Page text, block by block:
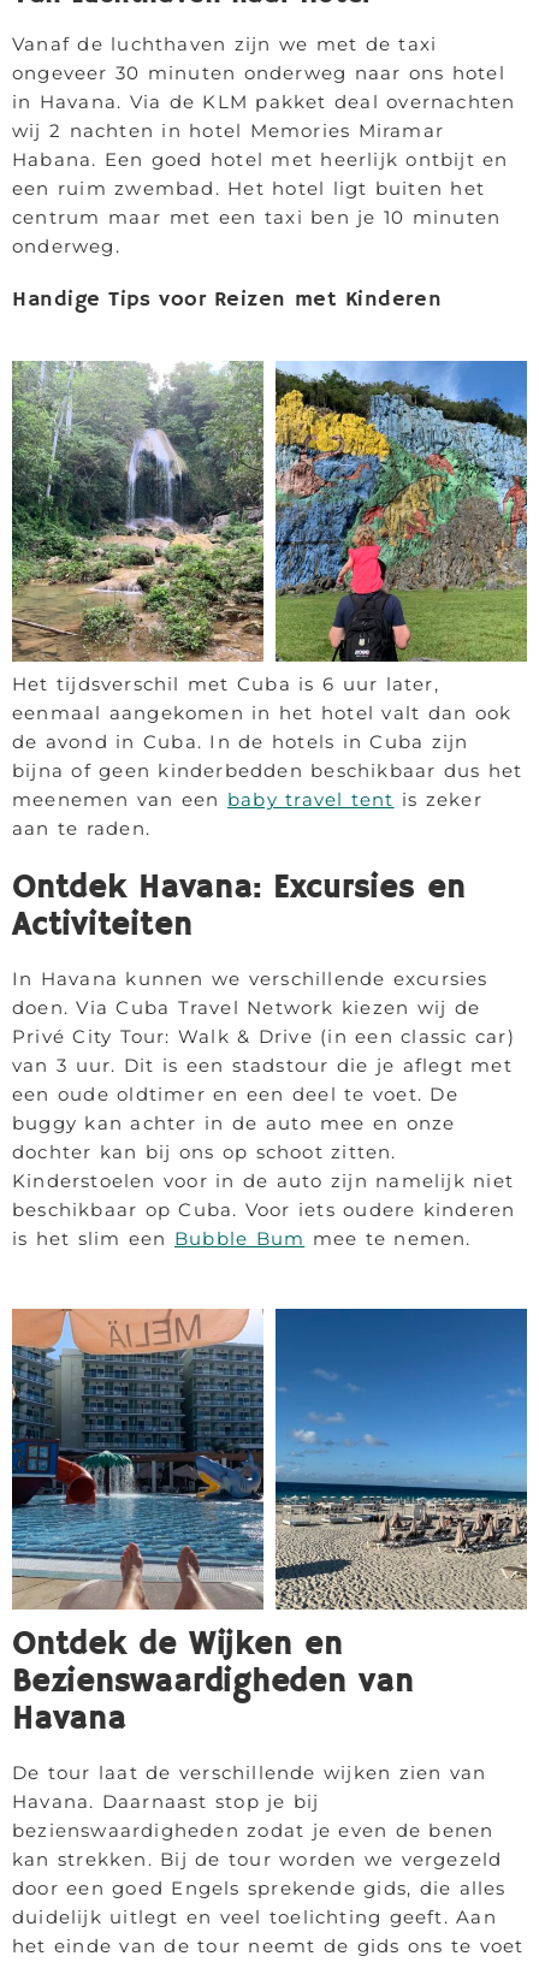
Vanaf de luchthaven zijn we met de taxi
ongeveer 30 minuten onderweg naar ons hotel
in Havana. Via de KLM pakket deal overnachten
wij 2 nachten in hotel Memories Miramar
Habana. Een goed hotel met heerlijk ontbijt en
een ruim zwembad. Het hotel ligt buiten het
centrum maar met een taxi ben je 10 minuten
onderweg.
Handige Tips voor Reizen met Kinderen
Het tijdsverschil met Cuba is 6 uur later,
eenmaal aangekomen in het hotel valt dan ook
de avond in Cuba. In de hotels in Cuba zijn
bijna of geen kinderbedden beschikbaar dus het
meenemen van een baby travel tent is zeker
aan te raden.
Ontdek Havana: Excursies en
Activiteiten
In Havana kunnen we verschillende excursies
doen. Via Cuba Travel Network kiezen wij de
Privé City Tour: Walk & Drive (in een classic car)
van 3 uur. Dit is een stadstour die je aflegt met
een oude oldtimer en een deel te voet. De
buggy kan achter in de auto mee en onze
dochter kan bij ons op schoot zitten.
Kinderstoelen voor in de auto zijn namelijk niet
beschikbaar op Cuba. Voor iets oudere kinderen
is het slim een Bubble Bum mee te nemen.
Ontdek de Wijken en
Bezienswaardigheden van
Havana
De tour laat de verschillende wijken zien van
Havana. Daarnaast stop je bij
bezienswaardigheden zodat je even de benen
kan strekken. Bij de tour worden we vergezeld
door een goed Engels sprekende gids, die alles
duidelijk uitlegt en veel toelichting geeft. Aan
het einde van de tour neemt de gids ons te voet